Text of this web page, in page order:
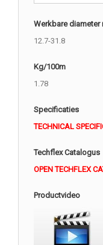
Werkbare diameter
12.7-31.8
Kg/100m
1.78
Specificaties
TECHNICAL
Techflex Catalogus
OPEN TECHFLEX
Productvideo